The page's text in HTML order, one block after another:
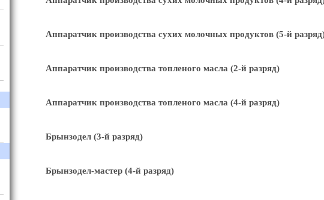
Аппаратчик производства сухих молочных продуктов (5-й
Аппаратчик производства топленого масла (2-й разряд)
Аппаратчик производства топленого масла (4-й разряд)
Брынзодел (3-й разряд)
Брынзодел-мастер (4-й разряд)